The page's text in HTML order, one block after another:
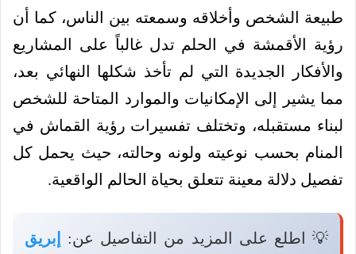
طبيعة الشخص وأخلاقه وسمعته بين الناس، كما أن
رؤية الأقمشة في الحلم تدل غالباً على المشاريع
والأفكار الجديدة التي لم تأخذ شكلها النهائي بعد،
مما يشير إلى الإمكانيات والموارد المتاحة للشخص
لبناء مستقبله، وتختلف تفسيرات رؤية القماش في
المنام بحسب نوعيته ولونه وحالته، حيث يحمل كل
تفصيل دلالة معينة تتعلق بحياة الحالم الواقعية.
💡 اطلع على المزيد من التفاصيل عن:
إبريق